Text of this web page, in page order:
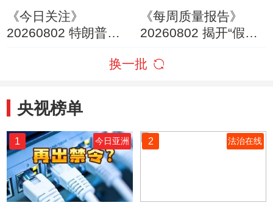
《今日关注》
20260802 特朗普叫
朗称摧毁美军F-35战
《每周质量报告》
20260802 揭开“假洋
换一批
央视榜单
1 今日亚洲 2 法治在线